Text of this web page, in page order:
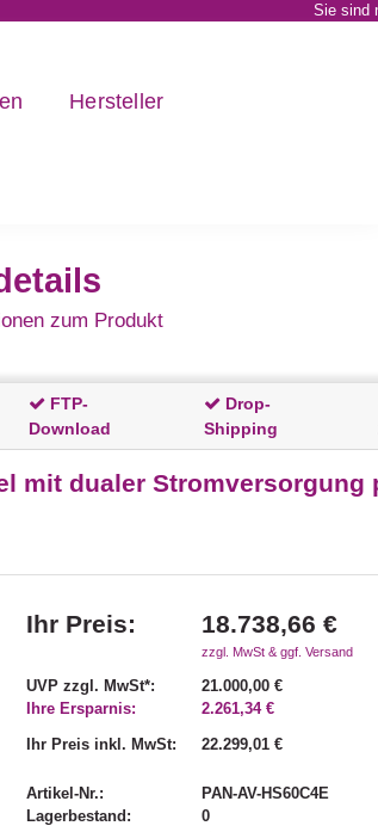
Sie sind
Hersteller
zum Produkt
FTP-
Download
Drop-
Shipping
mit dualer Stromversorgung
Ihr Preis: 18.738,66 €
zzgl. MwSt & ggf. Versand
UVP zzgl. MwSt*:
21.000,00 €
Ihre Ersparnis:
2.261,34 €
Ihr Preis inkl. MwSt:
22.299,01 €
Artikel-Nr.:
PAN-AV-HS60C4E
Lagerbestand:
0